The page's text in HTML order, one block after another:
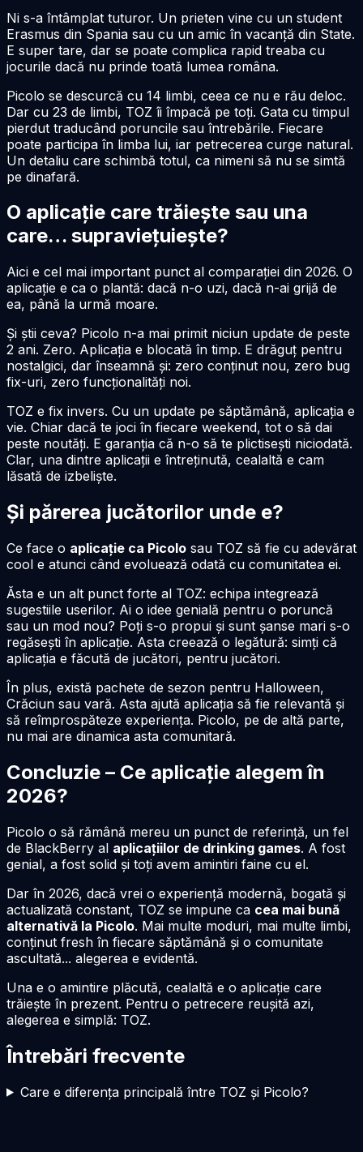
Ni s-a întâmplat tuturor. Un prieten vine cu un student
Erasmus din Spania sau cu un amic în vacanță din State.
E super tare, dar se poate complica rapid treaba cu
jocurile dacă nu prinde toată lumea româna.
Picolo se descurcă cu 14 limbi, ceea ce nu e rău deloc.
Dar cu 23 de limbi, TOZ îi împacă pe toți. Gata cu timpul
pierdut traducând poruncile sau întrebările. Fiecare
poate participa în limba lui, iar petrecerea curge natural.
Un detaliu care schimbă totul, ca nimeni să nu se simtă
pe dinafară.
O aplicație care trăiește sau una
care… supraviețuiește?
Aici e cel mai important punct al comparației din 2026. O
aplicație e ca o plantă: dacă n-o uzi, dacă n-ai grijă de
ea, până la urmă moare.
Și știi ceva? Picolo n-a mai primit niciun update de peste
2 ani. Zero. Aplicația e blocată în timp. E drăguț pentru
nostalgici, dar înseamnă și: zero conținut nou, zero bug
fix-uri, zero funcționalități noi.
TOZ e fix invers. Cu un update pe săptămână, aplicația e
vie. Chiar dacă te joci în fiecare weekend, tot o să dai
peste noutăți. E garanția că n-o să te plictisești niciodată.
Clar, una dintre aplicații e întreținută, cealaltă e cam
lăsată de izbeliște.
Și părerea jucătorilor unde e?
Ce face o aplicație ca Picolo sau TOZ să fie cu adevărat
cool e atunci când evoluează odată cu comunitatea ei.
Ăsta e un alt punct forte al TOZ: echipa integrează
sugestiile userilor. Ai o idee genială pentru o poruncă
sau un mod nou? Poți s-o propui și sunt șanse mari s-o
regăsești în aplicație. Asta creează o legătură: simți că
aplicația e făcută de jucători, pentru jucători.
În plus, există pachete de sezon pentru Halloween,
Crăciun sau vară. Asta ajută aplicația să fie relevantă și
să reîmprospăteze experiența. Picolo, pe de altă parte,
nu mai are dinamica asta comunitară.
Concluzie – Ce aplicație alegem în
2026?
Picolo o să rămână mereu un punct de referință, un fel
de BlackBerry al aplicațiilor de drinking games. A fost
genial, a fost solid și toți avem amintiri faine cu el.
Dar în 2026, dacă vrei o experiență modernă, bogată și
actualizată constant, TOZ se impune ca cea mai bună
alternativă la Picolo. Mai multe moduri, mai multe limbi,
conținut fresh în fiecare săptămână și o comunitate
ascultată... alegerea e evidentă.
Una e o amintire plăcută, cealaltă e o aplicație care
trăiește în prezent. Pentru o petrecere reușită azi,
alegerea e simplă: TOZ.
Întrebări frecvente
Care e diferența principală între TOZ și Picolo?